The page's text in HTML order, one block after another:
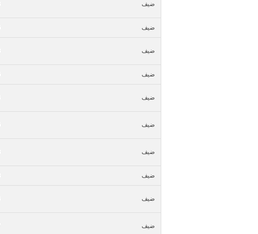
ضيف
ضيف
ضيف
ضيف
ضيف
ضيف
ضيف
ضيف
ضيف
ضيف